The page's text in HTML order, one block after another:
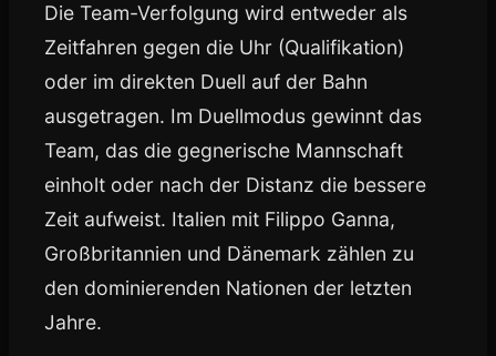
Die Team-Verfolgung wird entweder als
Zeitfahren gegen die Uhr (Qualifikation)
oder im direkten Duell auf der Bahn
ausgetragen. Im Duellmodus gewinnt das
Team, das die gegnerische Mannschaft
einholt oder nach der Distanz die bessere
Zeit aufweist. Italien mit Filippo Ganna,
Großbritannien und Dänemark zählen zu
den dominierenden Nationen der letzten
Jahre.